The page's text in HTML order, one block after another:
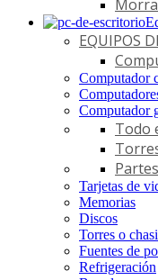
EQUIPOS
Computador
Computador
Todo
Tarjetas de
Memorias
Discos
Torres o
Fuentes de
Refrigeración